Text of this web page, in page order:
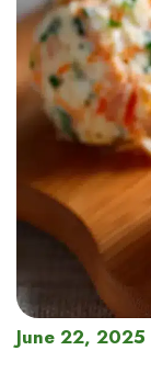
June 22, 2025